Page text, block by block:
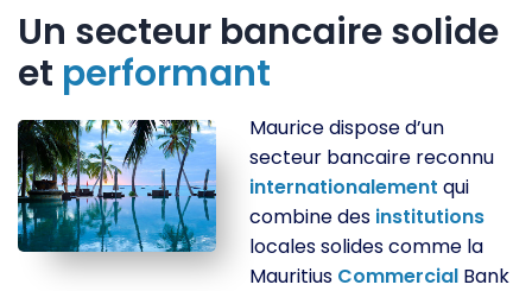
Un secteur bancaire solide
et performant
Maurice dispose d’un
secteur bancaire reconnu
internationalement qui
combine des institutions
locales solides comme la
Mauritius Commercial Bank